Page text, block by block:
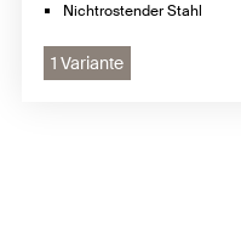
Nichtrostender Stahl
1 Variante